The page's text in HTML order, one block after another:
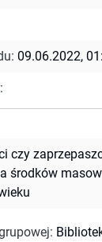
09.06.2022,
czy
środków
: